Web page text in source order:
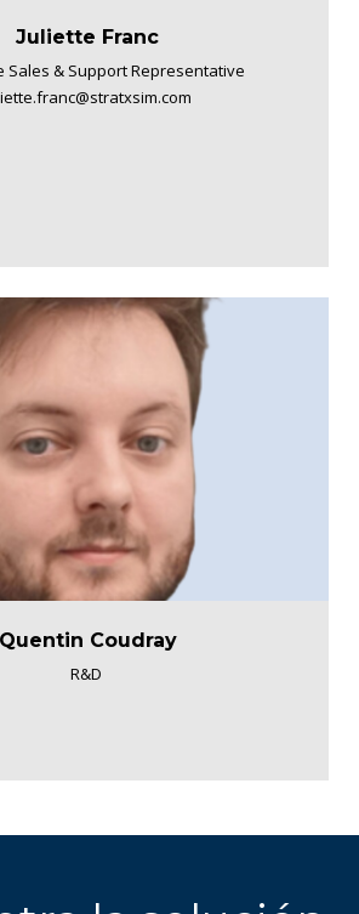
Juliette Franc
Sales & Support Representative
Quentin Coudray
R&D